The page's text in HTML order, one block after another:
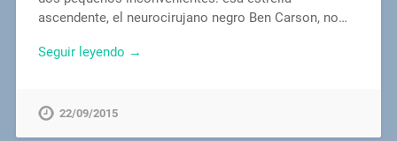
ascendente, el neurocirujano negro Ben Carson, no…
Seguir leyendo →
22/09/2015